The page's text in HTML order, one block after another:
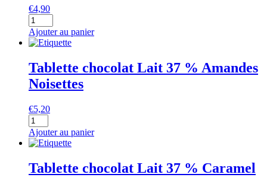
Amandes
Noisettes
€4,90
quantité
de
Tablette
chocolat
Noir
70
%
Nature
Ajouter au panier
Tablette chocolat Lait 37 % Amandes
Noisettes
€5,20
quantité
de
Tablette
chocolat
Lait
37
Ajouter au panier
Tablette chocolat Lait 37 % Caramel